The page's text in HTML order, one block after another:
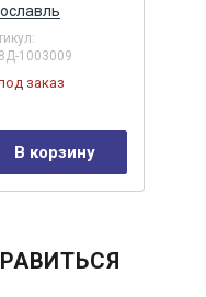
1003009
заказ
В корзину